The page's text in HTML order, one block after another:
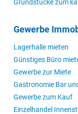
Grundstücke zum
Gewerbe
Lagerhalle mieten
Günstiges Büro
Gewerbe zur Miete
Gastronomie Bar
Gewerbe zum Kauf
Einzelhandel